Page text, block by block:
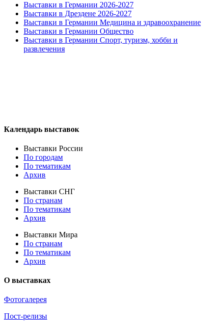
Выставки в Германии 2026-2027
Выставки в Дрездене 2026-2027
Выставки в Германии Медицина и здравоохранение
Выставки в Германии Общество
Выставки в Германии Спорт, туризм, хобби и
развлечения
Календарь выставок
Выставки России
По городам
По тематикам
Архив
Выставки СНГ
По странам
По тематикам
Архив
Выставки Мира
По странам
По тематикам
Архив
О выставках
Фотогалерея
Пост-релизы